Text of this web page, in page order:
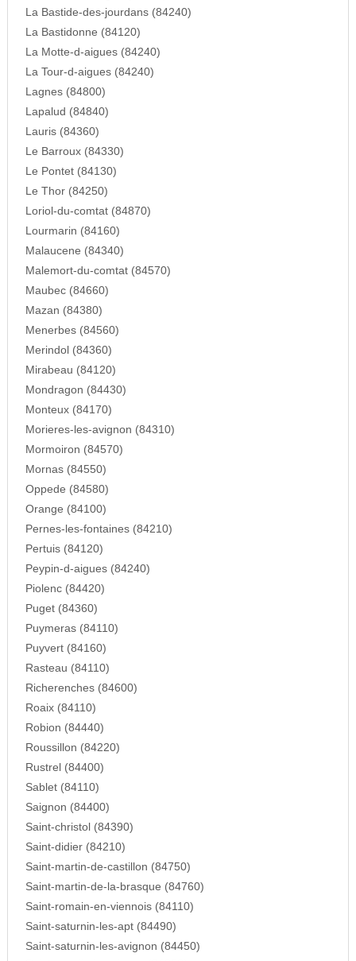
La Bastide-des-jourdans (84240)
La Bastidonne (84120)
La Motte-d-aigues (84240)
La Tour-d-aigues (84240)
Lagnes (84800)
Lapalud (84840)
Lauris (84360)
Le Barroux (84330)
Le Pontet (84130)
Le Thor (84250)
Loriol-du-comtat (84870)
Lourmarin (84160)
Malaucene (84340)
Malemort-du-comtat (84570)
Maubec (84660)
Mazan (84380)
Menerbes (84560)
Merindol (84360)
Mirabeau (84120)
Mondragon (84430)
Monteux (84170)
Morieres-les-avignon (84310)
Mormoiron (84570)
Mornas (84550)
Oppede (84580)
Orange (84100)
Pernes-les-fontaines (84210)
Pertuis (84120)
Peypin-d-aigues (84240)
Piolenc (84420)
Puget (84360)
Puymeras (84110)
Puyvert (84160)
Rasteau (84110)
Richerenches (84600)
Roaix (84110)
Robion (84440)
Roussillon (84220)
Rustrel (84400)
Sablet (84110)
Saignon (84400)
Saint-christol (84390)
Saint-didier (84210)
Saint-martin-de-castillon (84750)
Saint-martin-de-la-brasque (84760)
Saint-romain-en-viennois (84110)
Saint-saturnin-les-apt (84490)
Saint-saturnin-les-avignon (84450)